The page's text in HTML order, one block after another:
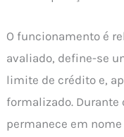
O funcionamento é
avaliado, define-se
limite de crédito e,
formalizado. Durante
permanece em